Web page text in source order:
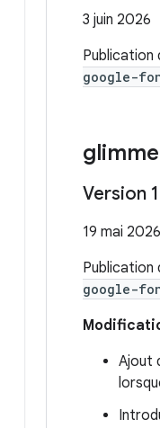
3 juin 2026
Publication
google-
Version 1
19 mai 2026
Publication
google-
Ajout